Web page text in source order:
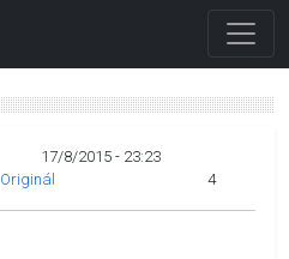
17/8/2015 - 23:23
Originál 4